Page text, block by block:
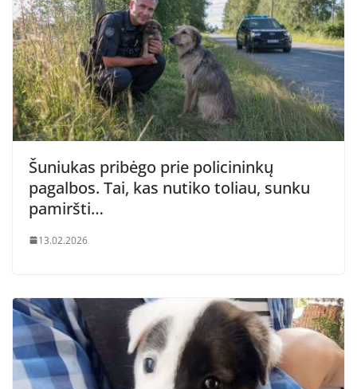
Šuniukas pribėgo prie policininkų
pagalbos. Tai, kas nutiko toliau, sunku
pamiršti…
13.02.2026